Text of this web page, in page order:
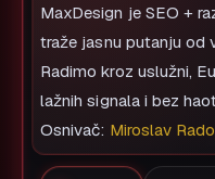
MaxDesign je SEO +
traže jasnu putanju od
Radimo kroz uslužni,
lažnih signala i bez
Osnivač: Miroslav